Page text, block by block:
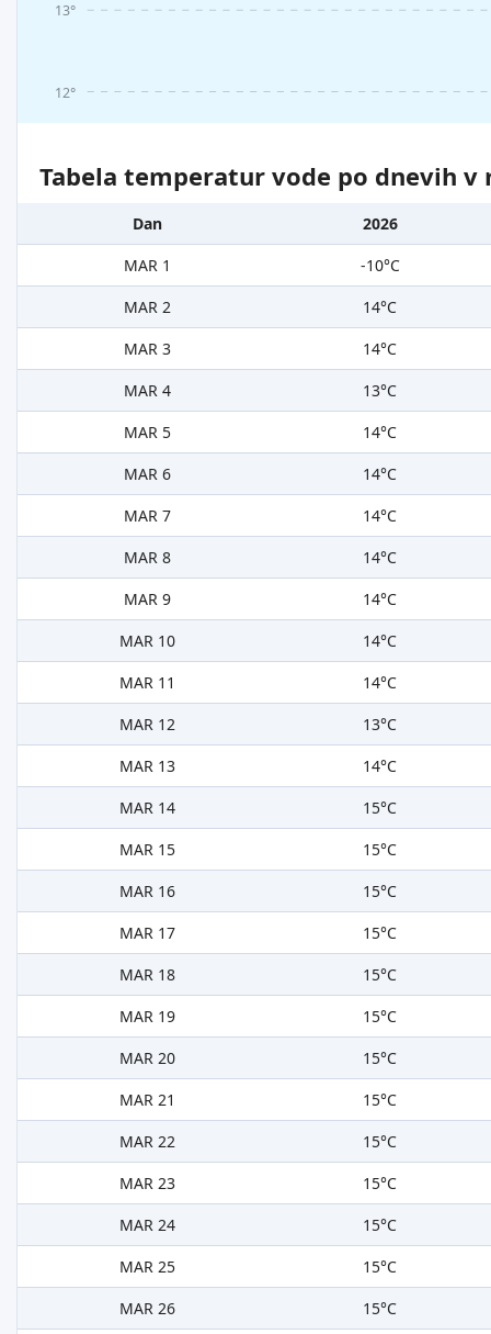
12°
13°
Tabela temperatur vode po dnevih v
Dan
2026
MAR 1
-10°C
MAR 2
14°C
MAR 3
14°C
MAR 4
13°C
MAR 5
14°C
MAR 6
14°C
MAR 7
14°C
MAR 8
14°C
MAR 9
14°C
MAR 10
14°C
MAR 11
14°C
MAR 12
13°C
MAR 13
14°C
MAR 14
15°C
MAR 15
15°C
MAR 16
15°C
MAR 17
15°C
MAR 18
15°C
MAR 19
15°C
MAR 20
15°C
MAR 21
15°C
MAR 22
15°C
MAR 23
15°C
MAR 24
15°C
MAR 25
15°C
MAR 26
15°C